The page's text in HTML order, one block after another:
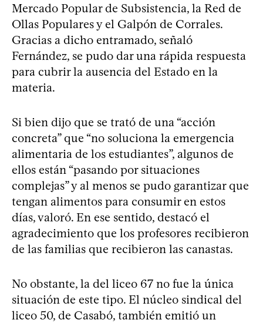
Mercado Popular de Subsistencia, la Red de
Ollas Populares y el Galpón de Corrales.
Gracias a dicho entramado, señaló
Fernández, se pudo dar una rápida respuesta
para cubrir la ausencia del Estado en la
materia.
Si bien dijo que se trató de una “acción
concreta” que “no soluciona la emergencia
alimentaria de los estudiantes”, algunos de
ellos están “pasando por situaciones
complejas” y al menos se pudo garantizar que
tengan alimentos para consumir en estos
días, valoró. En ese sentido, destacó el
agradecimiento que los profesores recibieron
de las familias que recibieron las canastas.
No obstante, la del liceo 67 no fue la única
situación de este tipo. El núcleo sindical del
liceo 50, de Casabó, también emitió un